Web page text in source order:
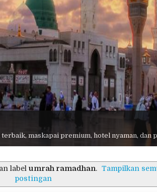
jamaah - Harga transparan -
labelumrah ramadhan. Tampilkan
postingan
Hemat Murah 2014
ramadhan murah,umroh r,umroh reguler
2014 Biaya mulai $1750. Silahkan hub. 021-